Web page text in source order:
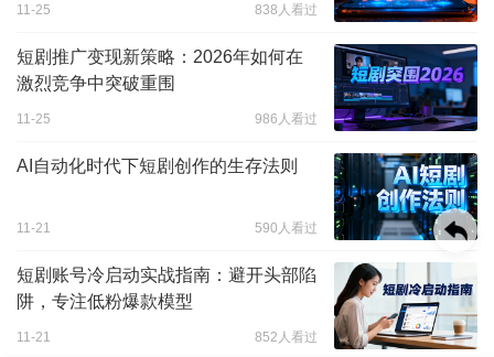
11-25 838人看过
短剧推广变现新策略：2026年如何在
激烈竞争中突破重围
11-25 986人看过
AI自动化时代下短剧创作的生存法则
11-21 590人看过
短剧账号冷启动实战指南：避开头部陷
阱，专注低粉爆款模型
11-21 852人看过